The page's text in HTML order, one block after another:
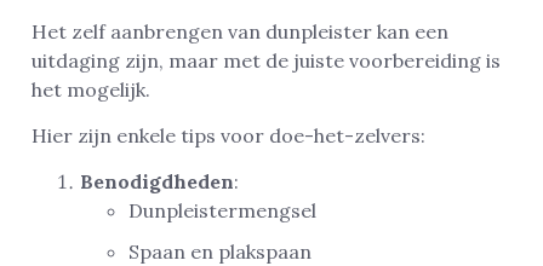
Het zelf aanbrengen van dunpleister kan een
uitdaging zijn, maar met de juiste voorbereiding is
het mogelijk.
Hier zijn enkele tips voor doe-het-zelvers:
Benodigdheden:
Dunpleistermengsel
Spaan en plakspaan